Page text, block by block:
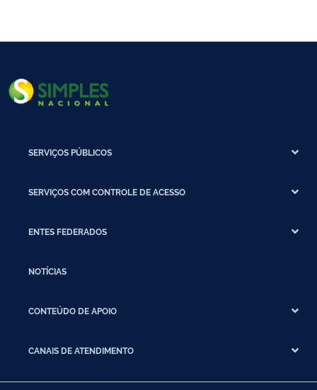
SERVIÇOS PÚBLICOS
SERVIÇOS COM CONTROLE DE ACESSO
ENTES FEDERADOS
NOTÍCIAS
CONTEÚDO DE APOIO
CANAIS DE ATENDIMENTO